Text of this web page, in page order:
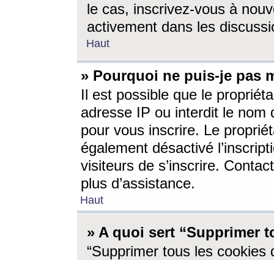
le cas, inscrivez-vous à
activement dans les
Haut
» Pourquoi ne puis-je pas
Il est possible que le
adresse IP ou interdit le nom
pour vous inscrire. Le
également désactivé
visiteurs de s’inscrire.
plus d’assistance.
Haut
» A quoi sert “Supprimer
“Supprimer tous les cookies